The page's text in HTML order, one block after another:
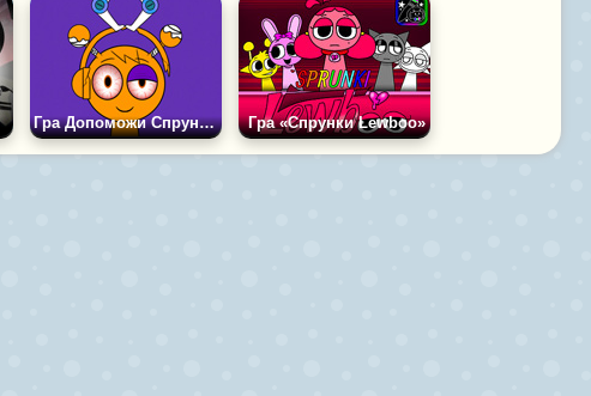
Гра Допоможи Спрунки: Інкредибокс Челлендж Гра «Спрунки Lewboo»